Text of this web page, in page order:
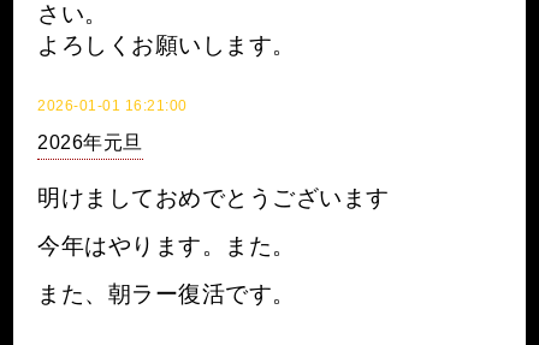
さい。
よろしくお願いします。
2026-01-01 16:21:00
2026年元旦
明けましておめでとうございます
今年はやります。また。
また、朝ラー復活です。